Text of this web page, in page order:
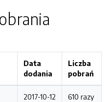
Data
dodania
Liczba
pobrań
2017-10-12
610 razy